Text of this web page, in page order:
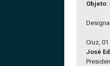
Objeto:
Cruz,
José